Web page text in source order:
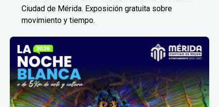
Ciudad de Mérida. Exposición gratuita sobre
movimiento y tiempo.